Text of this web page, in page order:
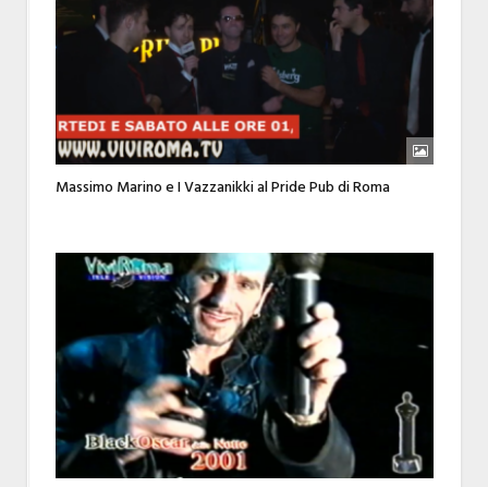
Massimo Marino e I Vazzanikki al Pride Pub di Roma